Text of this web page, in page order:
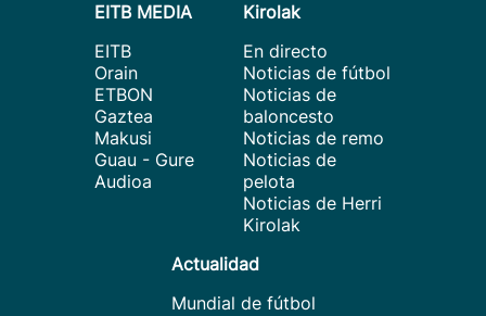
EITB MEDIA
EITB
Orain
ETBON
Gaztea
Makusi
Guau - Gure
Audioa
Kirolak
En directo
Noticias de fútbol
Noticias de
baloncesto
Noticias de remo
Noticias de
pelota
Noticias de Herri
Kirolak
Actualidad
Mundial de fútbol